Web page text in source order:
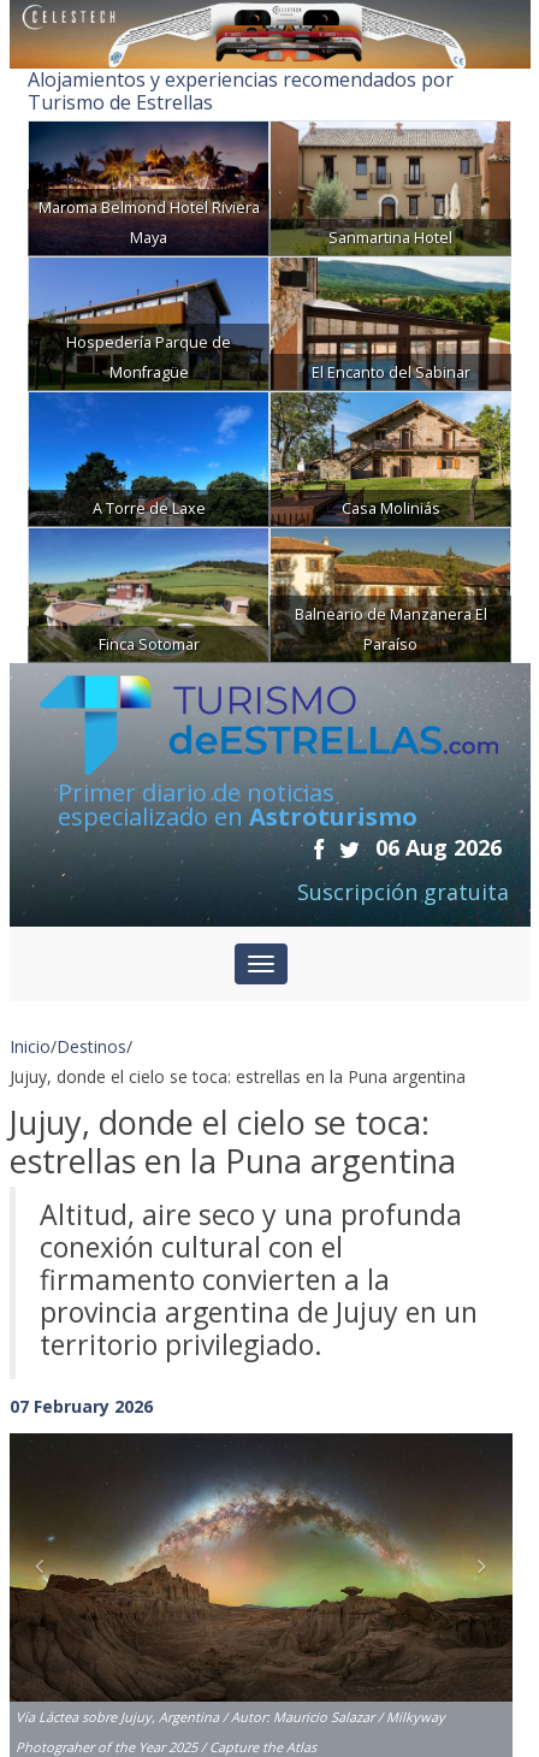
Alojamientos y experiencias recomendados por
Turismo de Estrellas
Maroma Belmond Hotel Riviera
Maya
Sanmartina Hotel
Hospedería Parque de
Monfragüe
El Encanto del Sabinar
A Torre de Laxe Casa Moliniás
Finca Sotomar
Balneario de Manzanera El
Paraíso
Primer diario de noticias
especializado en Astroturismo
06 Aug 2026
Suscripción gratuita
Inicio/Destinos/
Jujuy, donde el cielo se toca: estrellas en la Puna argentina
Jujuy, donde el cielo se toca:
estrellas en la Puna argentina
Altitud, aire seco y una profunda
conexión cultural con el
firmamento convierten a la
provincia argentina de Jujuy en un
territorio privilegiado.
07 February 2026
Vía Láctea sobre Jujuy, Argentina / Autor: Mauricio Salazar / Milkyway
Photograher of the Year 2025 / Capture the Atlas